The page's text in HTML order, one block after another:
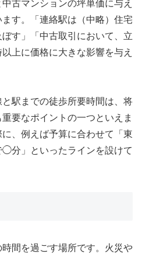
古マンションの坪単価に与え
す。「連絡駅は（中略）住宅
す」「中古取引において、立
上に価格に大きな影響を与え
駅までの徒歩所要時間は、将
要なポイントの一つといえま
、例えば予算に合わせて「東
分」といったラインを設けて
間を過ごす場所です。火災や